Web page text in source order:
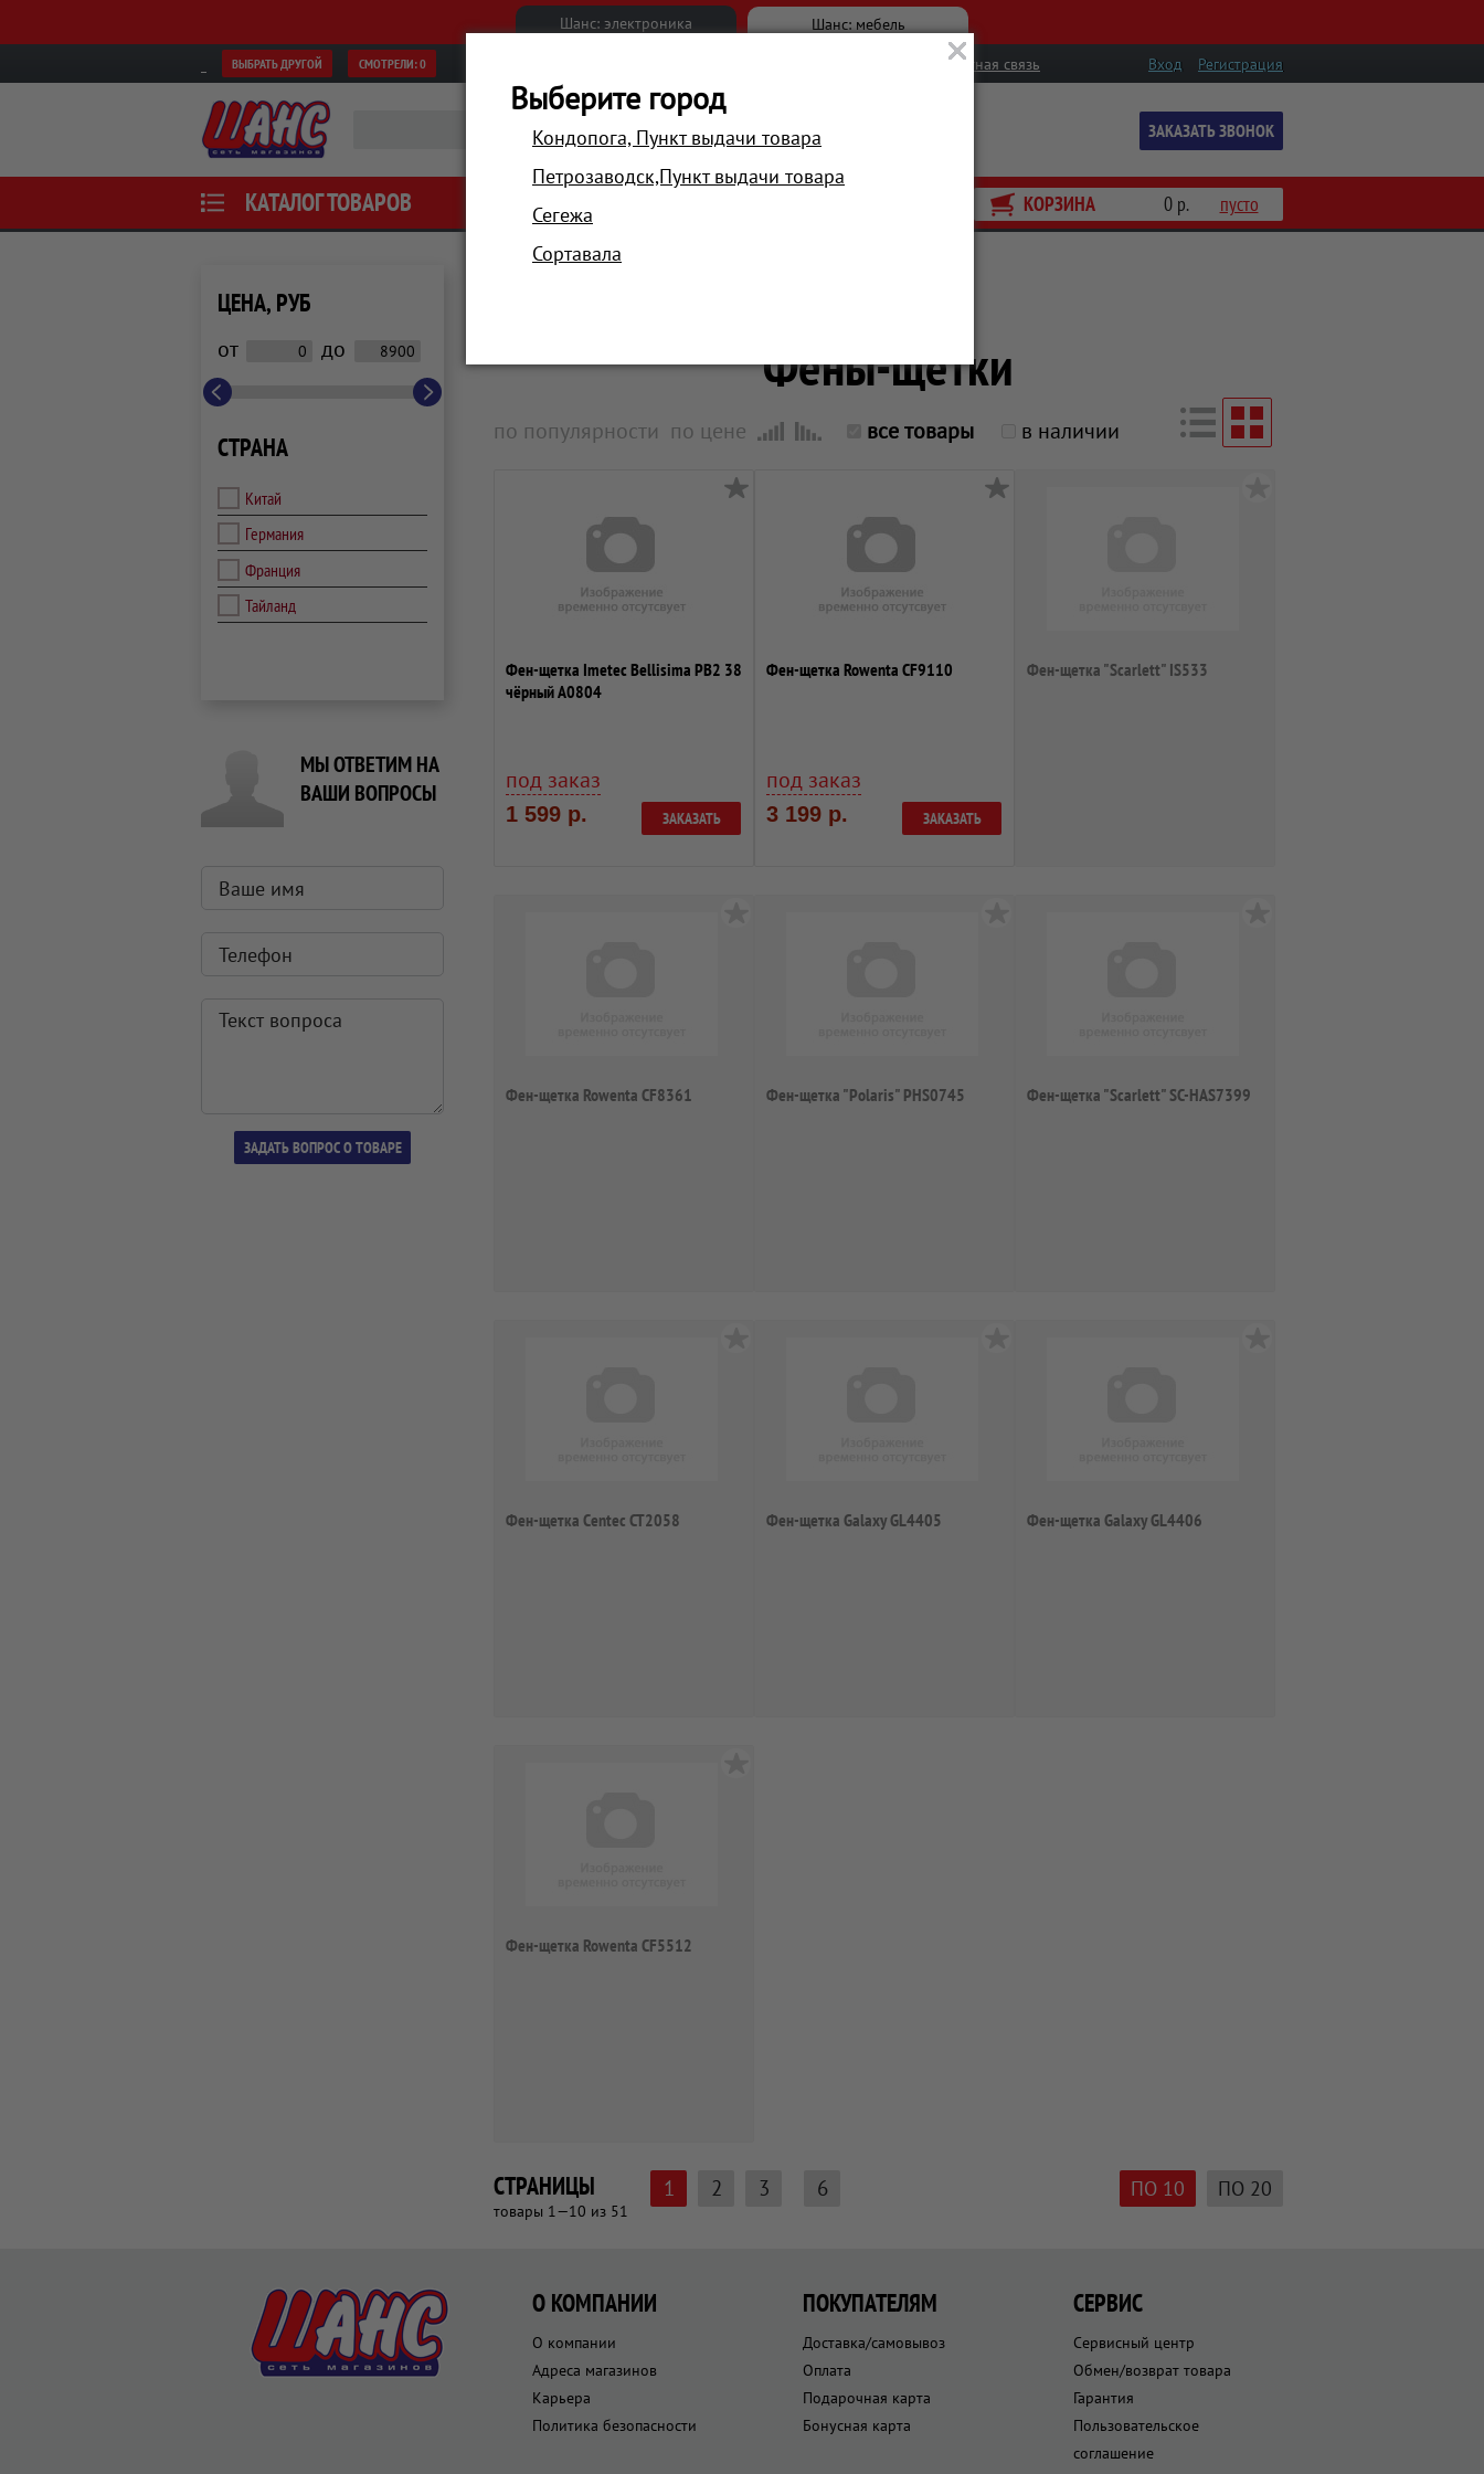
Шанс: электроника Шанс: мебель
ВЫБРАТЬ ДРУГОЙ СМОТРЕЛИ:0 Вход Регистрация
Обратная связь
ЗАКАЗАТЬ ЗВОНОК
КАТАЛОГ ТОВАРОВ АКЦИИ КОРЗИНА 0 р. пусто
ЦЕНА, РУБ
от до
СТРАНА
Китай
Германия
Франция
Тайланд
МЫ ОТВЕТИМ НА
ВАШИ ВОПРОСЫ
Фены-щетки
по популярности по цене все товары в наличии
Фен-щетка Imetec Bellisima PB2 38
чёрный A0804
под заказ
1 599 р. ЗАКАЗАТЬ
Фен-щетка Rowenta CF9110
под заказ
3 199 р. ЗАКАЗАТЬ
Фен-щетка "Scarlett" IS533
Фен-щетка Rowenta CF8361 Фен-щетка "Polaris" PHS0745 Фен-щетка "Scarlett" SC-HAS7399
Фен-щетка Centec CT2058 Фен-щетка Galaxy GL4405 Фен-щетка Galaxy GL4406
Фен-щетка Rowenta CF5512
СТРАНИЦЫ
товары 1—10 из 51
1 2 3 6 ПО 10 ПО 20
О КОМПАНИИ
О компании
Адреса магазинов
Карьера
Политика безопасности
ПОКУПАТЕЛЯМ
Доставка/самовывоз
Оплата
Подарочная карта
Бонусная карта
СЕРВИС
Сервисный центр
Обмен/возврат товара
Гарантия
Пользовательское
соглашение
Выберите город
Кондопога, Пункт выдачи товара
Петрозаводск,Пункт выдачи товара
Сегежа
Сортавала